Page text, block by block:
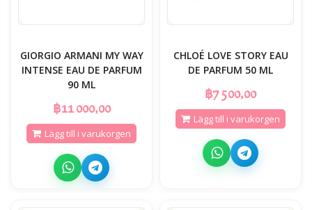
GIORGIO ARMANI MY WAY
INTENSE EAU DE PARFUM
90 ML
฿11 000,00
Lägg till i varukorgen
CHLOÉ LOVE STORY EAU
DE PARFUM 50 ML
฿7 500,00
Lägg till i varukorgen